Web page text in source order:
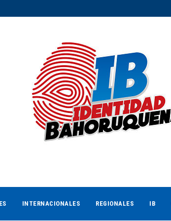
INTERNACIONALES REGIONALES IB